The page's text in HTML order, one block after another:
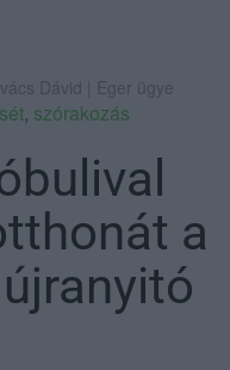
Dávid | Eger ügye
, szórakozás
a